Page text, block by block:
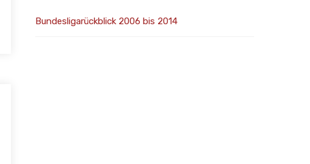
Bundesligarückblick 2006 bis 2014